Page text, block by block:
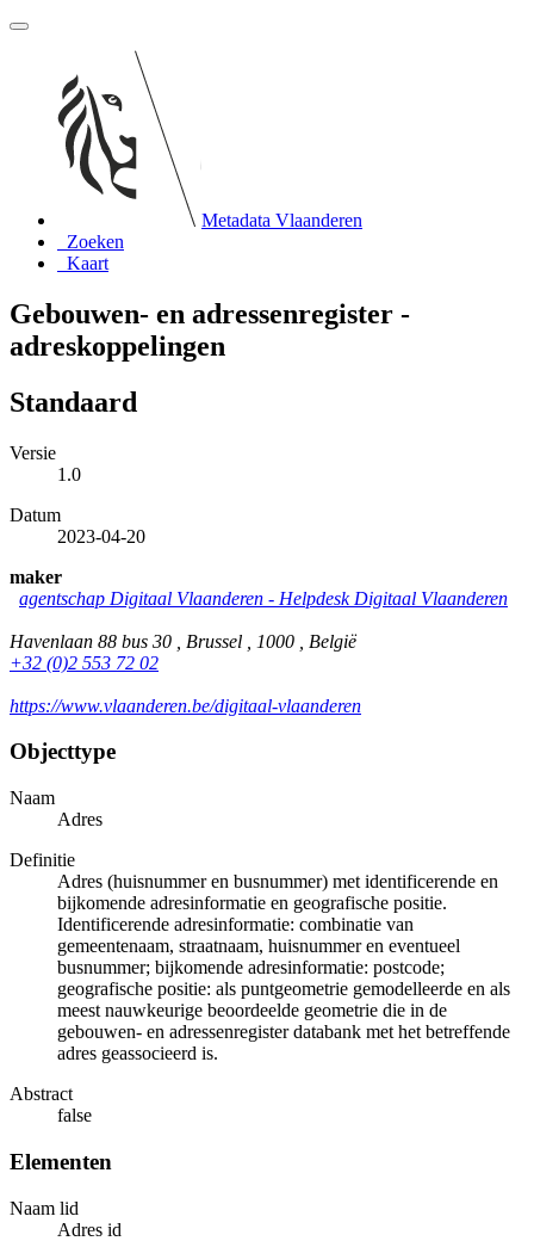
Metadata Vlaanderen
Zoeken
Kaart
Gebouwen- en adressenregister -
adreskoppelingen
Standaard
Versie
1.0
Datum
2023-04-20
maker
agentschap Digitaal Vlaanderen - Helpdesk Digitaal Vlaanderen
Havenlaan 88 bus 30 , Brussel , 1000 , België
+32 (0)2 553 72 02
https://www.vlaanderen.be/digitaal-vlaanderen
Objecttype
Naam
Adres
Definitie
Adres (huisnummer en busnummer) met identificerende en
bijkomende adresinformatie en geografische positie.
Identificerende adresinformatie: combinatie van
gemeentenaam, straatnaam, huisnummer en eventueel
busnummer; bijkomende adresinformatie: postcode;
geografische positie: als puntgeometrie gemodelleerde en als
meest nauwkeurige beoordeelde geometrie die in de
gebouwen- en adressenregister databank met het betreffende
adres geassocieerd is.
Abstract
false
Elementen
Naam lid
Adres id